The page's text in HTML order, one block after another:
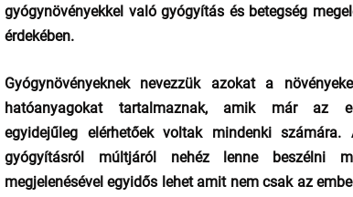
gyógynövényekkel való gyógyítás és betegség
érdekében.
Gyógynövényeknek nevezzük azokat a
hatóanyagokat tartalmaznak, amik már az
egyidejűleg elérhetőek voltak mindenki számára.
gyógyításról múltjáról nehéz lenne
megjelenésével egyidős lehet amit nem csak az